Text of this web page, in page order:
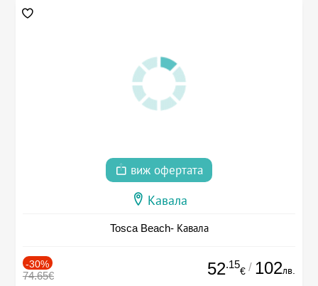
виж офертата
Кавала
Tosca Beach- Кавала
-30%
74.65€ 52.15
€ / 102лв.